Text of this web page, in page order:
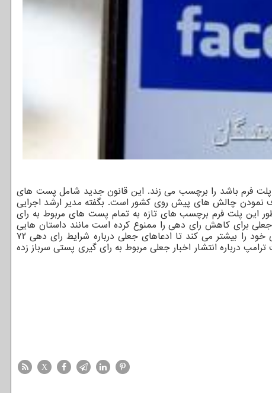
فرم باشد را برچسب می زند. این قانون جدید شامل پست های
نمودن چالش های پیش روی کشور است. بگفته مدیر ارشد اجرایی
طور این پلت فرم برچسب های تازه به تمام پست های مربوط به رای
جعلی برای کاهش رای دهی را ممنوع کرده است مانند داستان هایی
درباره ماموران دولت فدرال که وضعیت حقوقی فرد را هنگام رای دهی بررسی می کنند. این شرکت همین طور اعلام نموده ظرفیت اجرایی خود را بیشتر می کند تا ادعاهای جعلی درباره شرایط رای دهی ۷۲
درباره انتشار اخبار جعلی مربوط به رای گیری پستی سرباز زده
X